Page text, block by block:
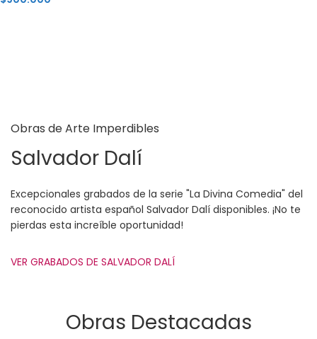
Obras de Arte Imperdibles
Salvador Dalí
Excepcionales grabados de la serie "La Divina Comedia" del
reconocido artista español Salvador Dalí disponibles. ¡No te
pierdas esta increíble oportunidad!
VER GRABADOS DE SALVADOR DALÍ
Obras Destacadas